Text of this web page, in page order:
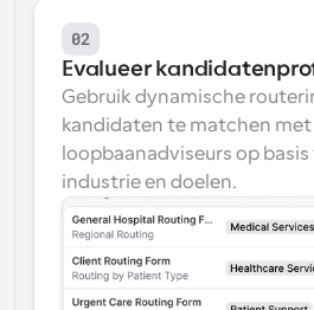
02
Evalueer
Gebruik dynamische
kandidaten te matchen met
loopbaanadviseurs op
industrie en doelen.